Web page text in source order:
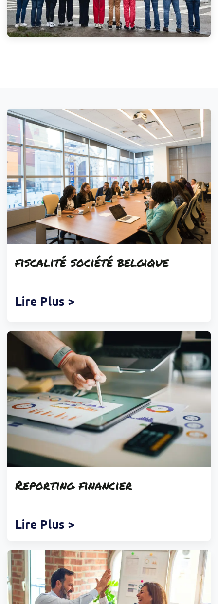
fiscalitésociété belgique
Lire Plus >
Reporting financier
Lire Plus >